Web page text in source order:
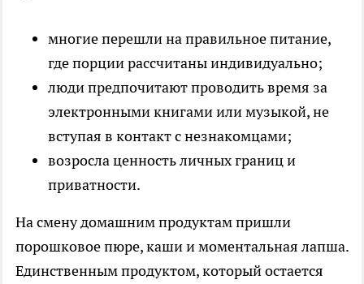
многие перешли на правильное питание,
где порции рассчитаны индивидуально;
люди предпочитают проводить время за
электронными книгами или музыкой, не
вступая в контакт с незнакомцами;
возросла ценность личных границ и
приватности.
На смену домашним продуктам пришли
порошковое пюре, каши и моментальная лапша.
Единственным продуктом, который остается